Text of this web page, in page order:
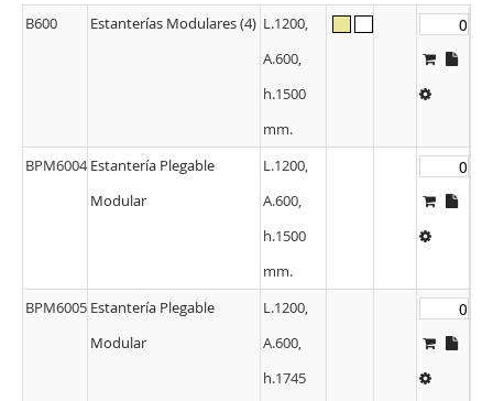
B600 Estanterías Modulares (4) L.1200,
A.600,
h.1500
mm.
BPM6004 Estantería Plegable
Modular
L.1200,
A.600,
h.1500
mm.
BPM6005 Estantería Plegable
Modular
L.1200,
A.600,
h.1745